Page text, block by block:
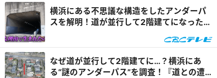
横浜にある不思議な構造をしたアンダーパ
スを解明！道が並行して2階建てになったワ
なぜ道が並行して2階建てに…？横浜にあ
る“謎のアンダーパス”を調査！『道との遭